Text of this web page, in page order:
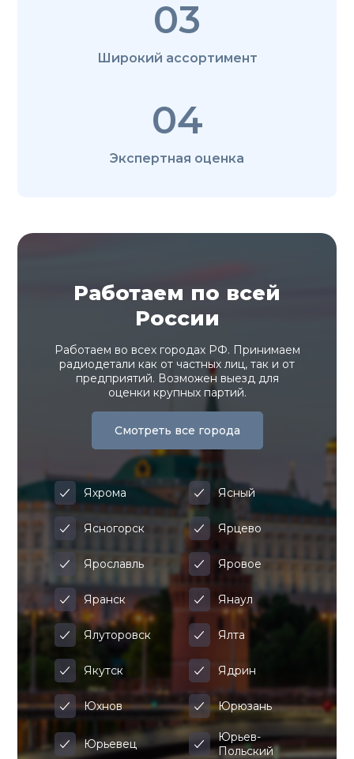
03
Широкий ассортимент
04
Экспертная оценка
Работаем по всей
России
Работаем во всех городах РФ. Принимаем
радиодетали как от частных лиц, так и от
предприятий. Возможен выезд для
оценки крупных партий.
Смотреть все города
Яхрома Ясный
Ясногорск Ярцево
Ярославль Яровое
Яранск Янаул
Ялуторовск Ялта
Якутск Ядрин
Юхнов Юрюзань
Юрьевец
Юрьев-
Польский